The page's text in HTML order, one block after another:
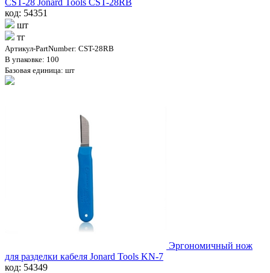
код: 54351
шт
тг
Артикул-PartNumber: CST-28RB
В упаковке: 100
Базовая единица: шт
Эргономичный нож
для разделки кабеля Jonard Tools KN-7
код: 54349